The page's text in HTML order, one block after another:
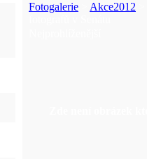
Fotogalerie Akce2012